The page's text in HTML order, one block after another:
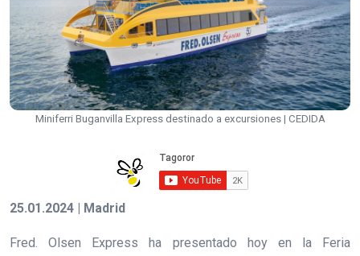
Miniferri Buganvilla Express destinado a excursiones | CEDIDA
25.01.2024 | Madrid
Fred. Olsen Express ha presentado hoy en la Feria